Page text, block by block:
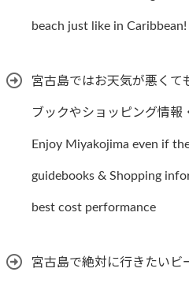
beach just like in Caribbean!
宮古島ではお天気が悪くて
ブックやショッピング情
Enjoy Miyakojima even if
guidebooks & Shopping
best cost performance
宮古島で絶対に行きたい